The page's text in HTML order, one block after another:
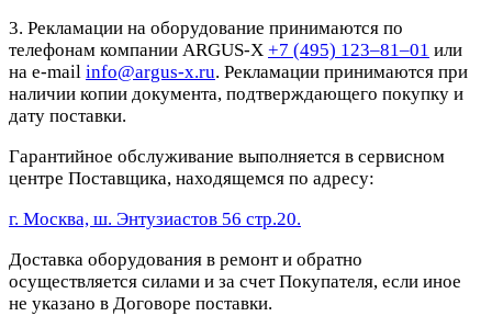
3. Рекламации на оборудование принимаются по
телефонам компании ARGUS-X +7 (495) 123–81–01 или
на e-mail info@argus-x.ru. Рекламации принимаются при
наличии копии документа, подтверждающего покупку и
дату поставки.
Гарантийное обслуживание выполняется в сервисном
центре Поставщика, находящемся по адресу:
г. Москва, ш. Энтузиастов 56 стр.20.
Доставка оборудования в ремонт и обратно
осуществляется силами и за счет Покупателя, если иное
не указано в Договоре поставки.